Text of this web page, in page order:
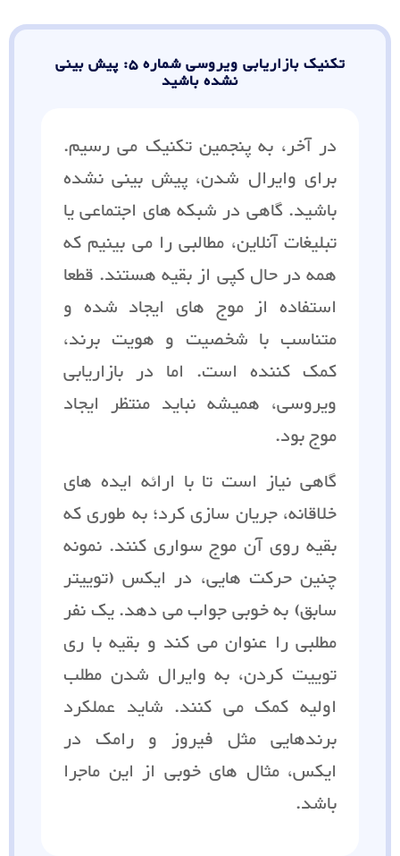
تکنیک بازاریابی ویروسی شماره 5: پیش بینی
نشده باشید
در آخر، به پنجمین تکنیک می رسیم.
برای وایرال شدن، پیش بینی نشده
باشید. گاهی در شبکه های اجتماعی یا
تبلیغات آنلاین، مطالبی را می بینیم که
همه در حال کپی از بقیه هستند. قطعا
استفاده از موج های ایجاد شده و
متناسب با شخصیت و هویت برند،
کمک کننده است. اما در بازاریابی
ویروسی، همیشه نباید منتظر ایجاد
موج بود.
گاهی نیاز است تا با ارائه ایده های
خلاقانه، جریان سازی کرد؛ به طوری که
بقیه روی آن موج سواری کنند. نمونه
چنین حرکت هایی، در ایکس (توییتر
سابق) به خوبی جواب می دهد. یک نفر
مطلبی را عنوان می کند و بقیه با ری
توییت کردن، به وایرال شدن مطلب
اولیه کمک می کنند. شاید عملکرد
برندهایی مثل فیروز و رامک در
ایکس، مثال های خوبی از این ماجرا
باشد.